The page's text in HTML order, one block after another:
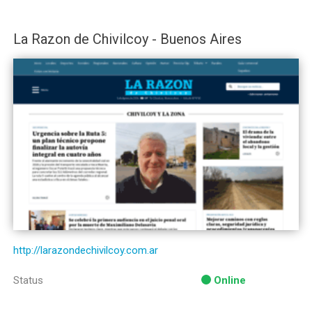
La Razon de Chivilcoy - Buenos Aires
http://larazondechivilcoy.com.ar
Status Online